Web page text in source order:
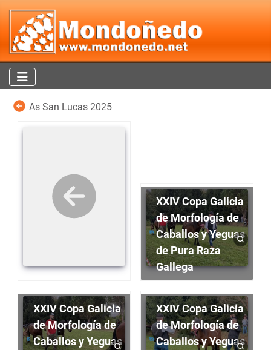
As San Lucas 2025
XXIV Copa Galicia
de Morfología de
Caballos y Yeguas
de Pura Raza
Gallega
XXIV Copa Galicia
de Morfología de
Caballos y Yeguas
XXIV Copa Galicia
de Morfología de
Caballos y Yeguas